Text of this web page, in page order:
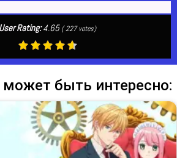
User Rating:4.65 (227votes)
быть интересно: